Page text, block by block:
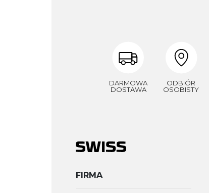
DARMOWA
DOSTAWA
ODBIÓR
OSOBISTY
FIRMA